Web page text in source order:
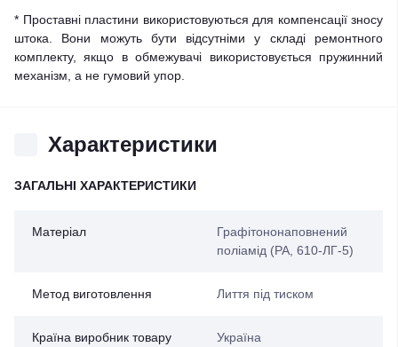
* Проставні пластини використовуються для компенсації зносу
штока. Вони можуть бути відсутніми у складі ремонтного
комплекту, якщо в обмежувачі використовується пружинний
механізм, а не гумовий упор.
Характеристики
ЗАГАЛЬНІ ХАРАКТЕРИСТИКИ
Матеріал
Графітононаповнений
поліамід (PA, 610-ЛГ-5)
Метод виготовлення Лиття під тиском
Країна виробник товару Україна